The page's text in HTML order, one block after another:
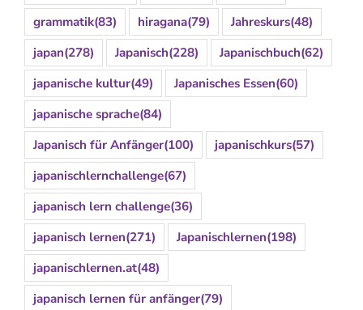
grammatik(83) hiragana(79) Jahreskurs(48)
japan(278) Japanisch(228) Japanischbuch(62)
japanische kultur(49) Japanisches Essen(60)
japanische sprache(84)
Japanisch für Anfänger(100) japanischkurs(57)
japanischlernchallenge(67)
japanisch lern challenge(36)
japanisch lernen(271) Japanischlernen(198)
japanischlernen.at(48)
japanisch lernen für anfänger(79)